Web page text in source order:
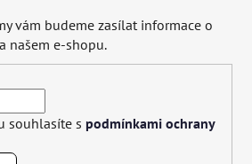
vám budeme zasílat informace o
našem e-shopu.
souhlasíte s podmínkami ochrany